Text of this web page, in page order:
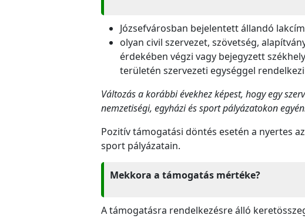
Józsefvárosban bejelentett állandó
olyan civil szervezet, szövetség,
érdekében végzi vagy bejegyzett
területén szervezeti egységgel
Változás a korábbi évekhez képest, hogy egy
nemzetiségi, egyházi és sport pályázatokon
Pozitív támogatási döntés esetén a nyertes
sport pályázatain.
Mekkora a támogatás mértéke?
A támogatásra rendelkezésre álló